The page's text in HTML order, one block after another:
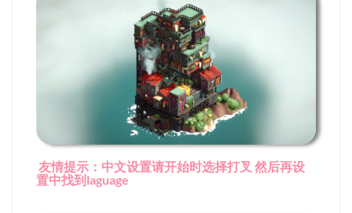
友情提示：中文设置请开始时选择打叉 然后再设
置中找到laguage